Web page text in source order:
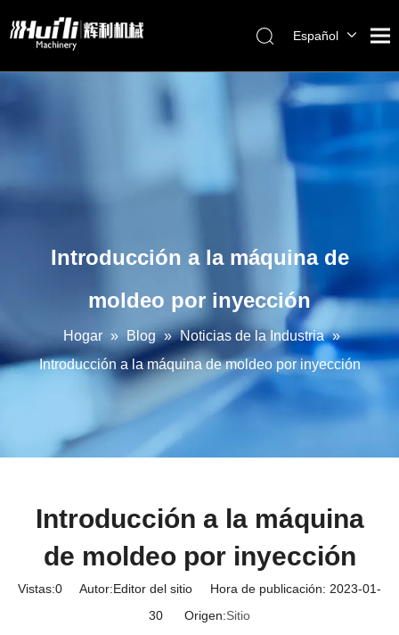
Español
العربية
Français
Pусский
Português
Introducción a la máquina de
moldeo por inyección
Hogar » Blog » Noticias de la Industria »
Introducción a la máquina de moldeo por inyección
Introducción a la máquina
de moldeo por inyección
Vistas:0 Autor:Editor del sitio Hora de publicación: 2023-01-
30 Origen:Sitio